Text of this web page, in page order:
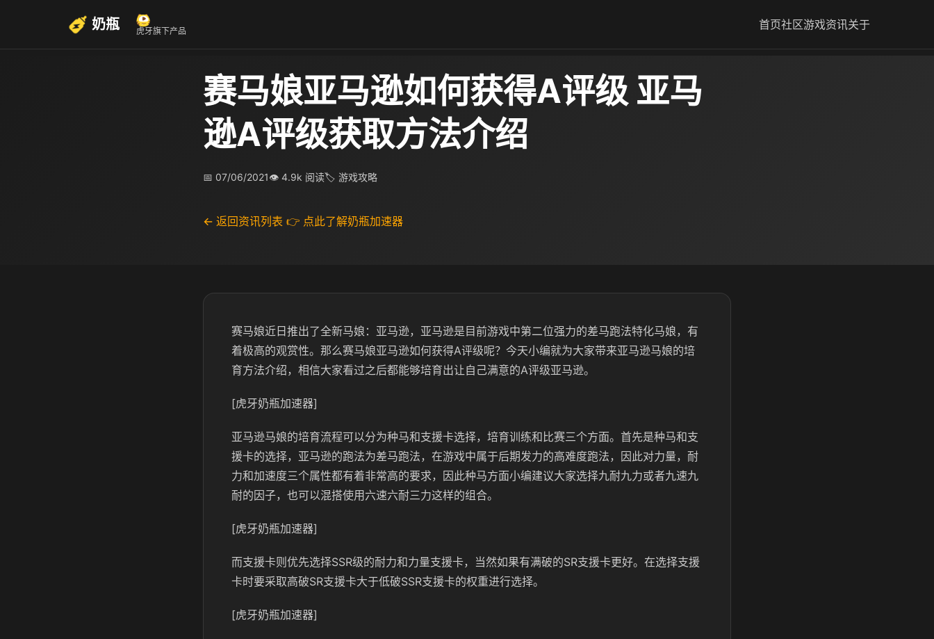
奶瓶 虎牙旗下产品 首页社区游戏资讯关于
赛马娘亚马逊如何获得A评级 亚马
逊A评级获取方法介绍
📅 07/06/2021👁 4.9k 阅读🏷 游戏攻略
← 返回资讯列表 👉 点此了解奶瓶加速器
赛马娘近日推出了全新马娘：亚马逊，亚马逊是目前游戏中第二位强力的差马跑法特化马娘，有
着极高的观赏性。那么赛马娘亚马逊如何获得A评级呢？今天小编就为大家带来亚马逊马娘的培
育方法介绍，相信大家看过之后都能够培育出让自己满意的A评级亚马逊。
[虎牙奶瓶加速器]
亚马逊马娘的培育流程可以分为种马和支援卡选择，培育训练和比赛三个方面。首先是种马和支
援卡的选择，亚马逊的跑法为差马跑法，在游戏中属于后期发力的高难度跑法，因此对力量，耐
力和加速度三个属性都有着非常高的要求，因此种马方面小编建议大家选择九耐九力或者九速九
耐的因子，也可以混搭使用六速六耐三力这样的组合。
[虎牙奶瓶加速器]
而支援卡则优先选择SSR级的耐力和力量支援卡，当然如果有满破的SR支援卡更好。在选择支援
卡时要采取高破SR支援卡大于低破SSR支援卡的权重进行选择。
[虎牙奶瓶加速器]